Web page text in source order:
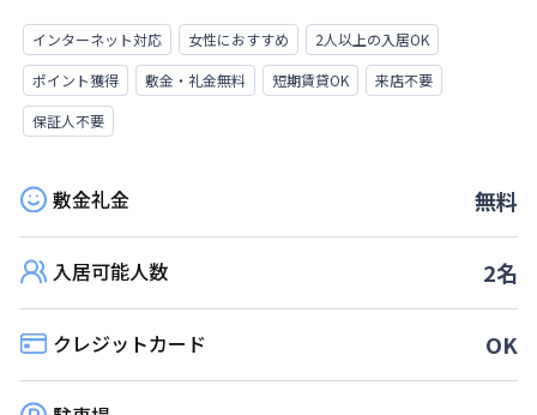
インターネット対応 女性におすすめ
2人以上の入居OK
ポイント獲得
敷金・礼金無料 短期賃貸OK
来店不要
保証人不要
敷金礼金 無料
入居可能人数 2名
クレジットカード OK